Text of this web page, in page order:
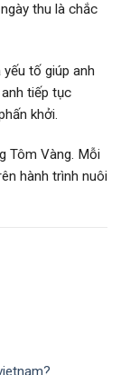
thu là chắc
tố giúp anh
tiếp tục
khởi.
Tôm Vàng. Mỗi
hành trình nuôi